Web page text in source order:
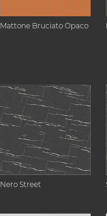
Mattone Bruciato Opaco
Nero Street